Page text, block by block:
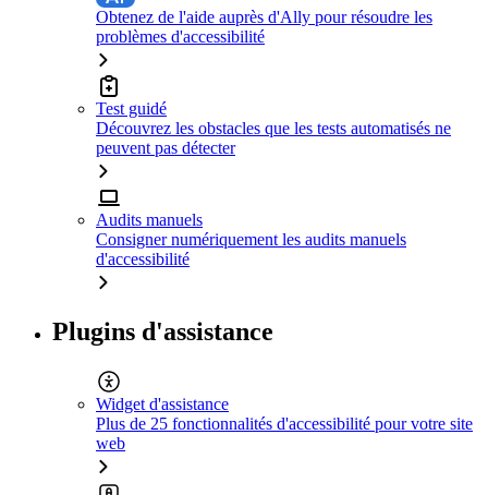
Obtenez de l'aide auprès d'Ally pour résoudre les
problèmes d'accessibilité
Test guidé
Découvrez les obstacles que les tests automatisés ne
peuvent pas détecter
Audits manuels
Consigner numériquement les audits manuels
d'accessibilité
Plugins d'assistance
Widget d'assistance
Plus de 25 fonctionnalités d'accessibilité pour votre site
web